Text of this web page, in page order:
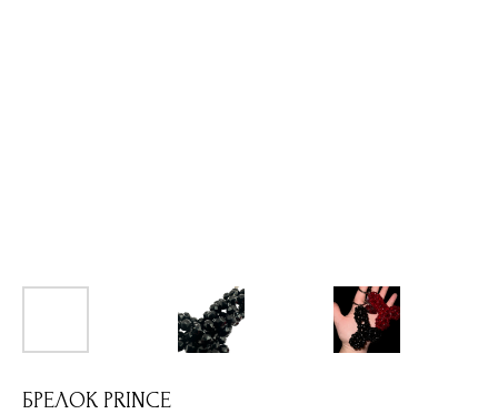
БРЕЛОК PRINCE